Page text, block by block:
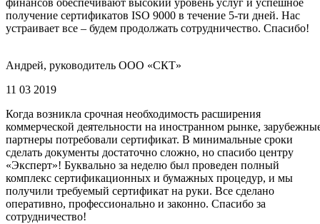
финансов обеспечивают высокий уровень услуг и успешное
получение сертификатов ISO 9000 в течение 5-ти дней. Нас
устраивает все – будем продолжать сотрудничество. Спасибо!
Андрей, руководитель ООО «СКТ»
11 03 2019
Когда возникла срочная необходимость расширения
коммерческой деятельности на иностранном рынке,
партнеры потребовали сертификат. В минимальные сроки
сделать документы достаточно сложно, но спасибо центру
«Эксперт»! Буквально за неделю был проведен полный
комплекс сертификационных и бумажных процедур, и мы
получили требуемый сертификат на руки. Все сделано
оперативно, профессионально и законно. Спасибо за
сотрудничество!